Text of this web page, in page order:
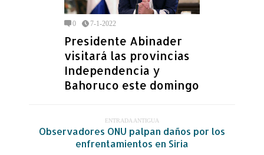
0 7-1-2022
Presidente Abinader
visitará las provincias
Independencia y
Bahoruco este domingo
ENTRADA ANTIGUA
Observadores ONU palpan daños por los
enfrentamientos en Siria